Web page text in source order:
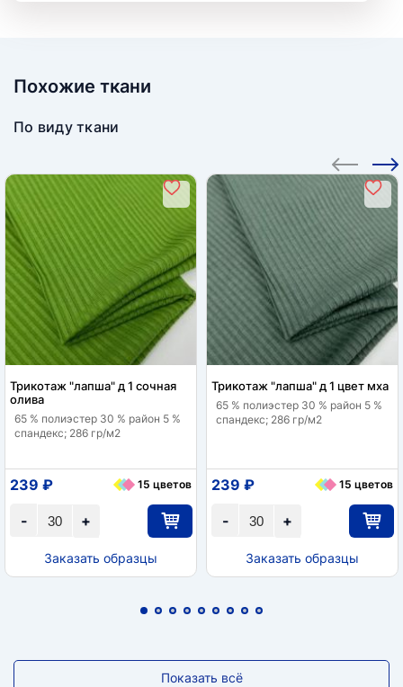
Похожие ткани
По виду ткани
Трикотаж "лапша" д 1 сочная
олива
65 % полиэстер 30 % район 5 %
спандекс; 286 гр/м2
+
-
239 ₽ 15 цветов
Заказать образцы
Трикотаж "лапша" д 1 цвет мха
65 % полиэстер 30 % район 5 %
спандекс; 286 гр/м2
+
-
239 ₽ 15 цветов
Заказать образцы
Показать всё